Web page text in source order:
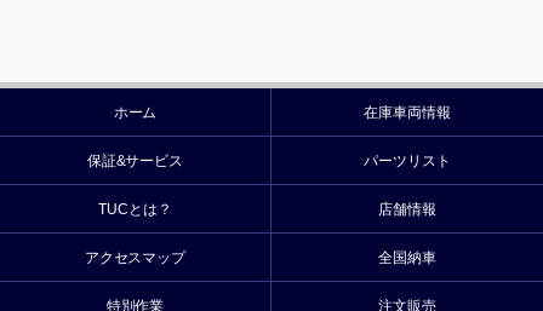
ホーム 在庫車両情報
保証&サービス パーツリスト
TUCとは？ 店舗情報
アクセスマップ 全国納車
特別作業 注文販売